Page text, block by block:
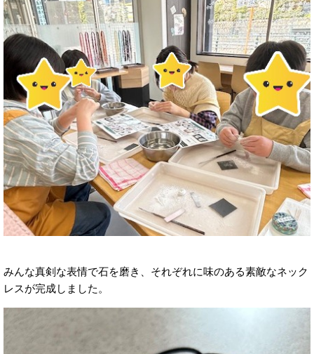
みんな真剣な表情で石を磨き、それぞれに味のある素敵なネック
レスが完成しました。